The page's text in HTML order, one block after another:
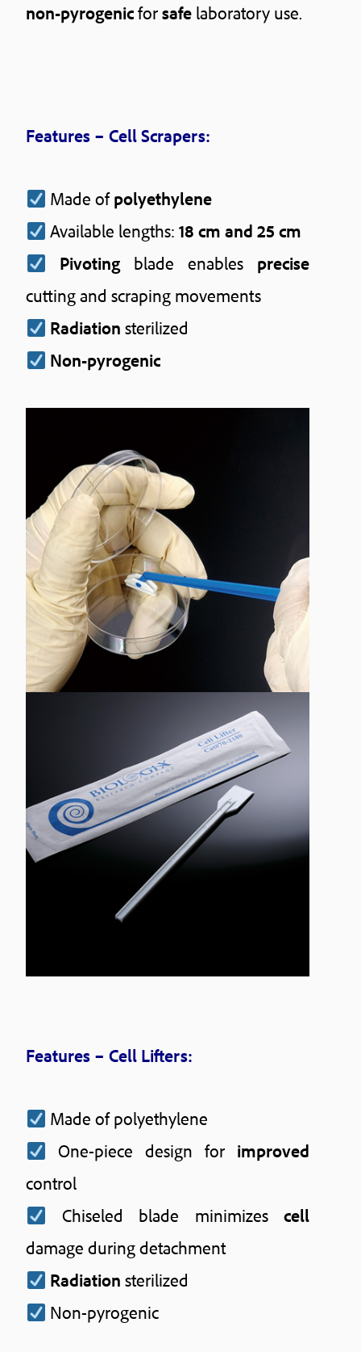
non-pyrogenicforsafe laboratory use.
Features – Cell Scrapers:
Made ofpolyethylene
Available lengths: 18 cm and 25 cm
Pivoting blade enables precise
cutting and scraping movements
Radiation sterilized
Non-pyrogenic
Features – Cell Lifters:
Made of polyethylene
One-piece design for improved
control
Chiseled blade minimizes cell
damage during detachment
Radiation sterilized
Non-pyrogenic